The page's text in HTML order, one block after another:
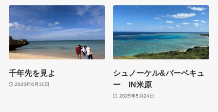
千年先を見よ
2025年6月30日
シュノーケル&バーベキュ
ー IN米原
2025年5月24日